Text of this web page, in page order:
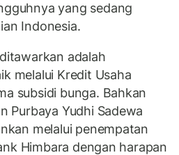
yang sedang
Indonesia.
adalah
melalui Kredit Usaha
subsidi bunga. Bahkan
Purbaya Yudhi Sadewa
melalui penempatan
Himbara dengan harapan